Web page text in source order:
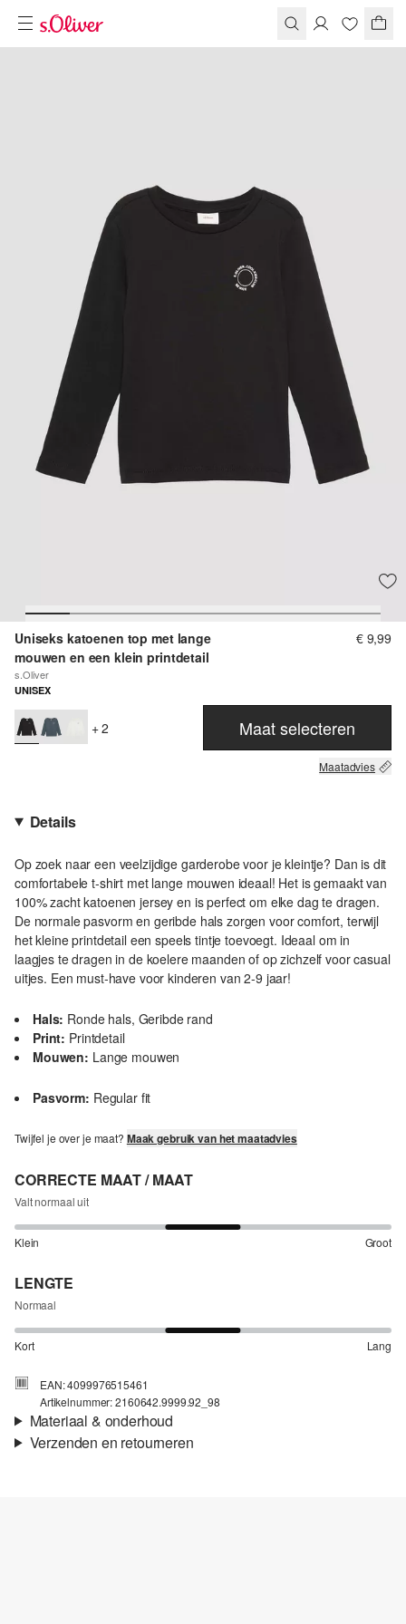
Uniseks katoenen top met lange
mouwen en een klein printdetail
s.Oliver
€ 9,99
UNISEX
+ 2 Maat selecteren
Maatadvies
Details
Op zoek naar een veelzijdige garderobe voor je kleintje? Dan is dit
comfortabele t-shirt met lange mouwen ideaal! Het is gemaakt van
100% zacht katoenen jersey en is perfect om elke dag te dragen.
De normale pasvorm en geribde hals zorgen voor comfort, terwijl
het kleine printdetail een speels tintje toevoegt. Ideaal om in
laagjes te dragen in de koelere maanden of op zichzelf voor casual
uitjes. Een must-have voor kinderen van 2-9 jaar!
Hals: Ronde hals, Geribde rand
Print: Printdetail
Mouwen: Lange mouwen
Pasvorm: Regular fit
Twijfel je over je maat? Maak gebruik van het maatadvies
CORRECTE MAAT / MAAT
Valt normaal uit
Klein Groot
LENGTE
Normaal
Kort Lang
EAN: 4099976515461
Artikelnummer: 2160642.9999.92_98
Materiaal & onderhoud
Verzenden en retourneren